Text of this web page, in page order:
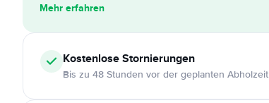
Mehr erfahren
KostenloseStornierungen
Bis zu 48 Stunden vor der geplanten Abholzeit